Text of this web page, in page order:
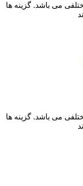
می باشد. گزینه ها
می باشد. گزینه ها